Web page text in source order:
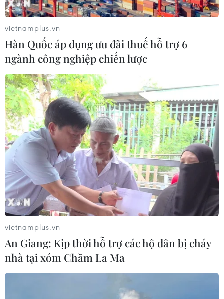
vietnamplus.vn
Hàn Quốc áp dụng ưu đãi thuế hỗ trợ 6
ngành công nghiệp chiến lược
vietnamplus.vn
An Giang: Kịp thời hỗ trợ các hộ dân bị cháy
nhà tại xóm Chăm La Ma